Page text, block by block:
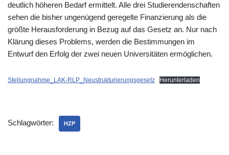
deutlich höheren Bedarf ermittelt. Alle drei Studierendenschaften
sehen die bisher ungenügend geregelte Finanzierung als die
größte Herausforderung in Bezug auf das Gesetz an. Nur nach
Klärung dieses Problems, werden die Bestimmungen im
Entwurf den Erfolg der zwei neuen Universitäten ermöglichen.
Stellungnahme_LAK-RLP_Neustrukturierungsgesetz Herunterladen
Schlagwörter: HZP